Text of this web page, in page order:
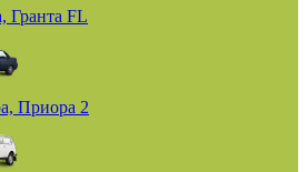
Гранта FL
Приора 2